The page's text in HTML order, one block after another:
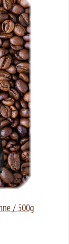
/ 500g